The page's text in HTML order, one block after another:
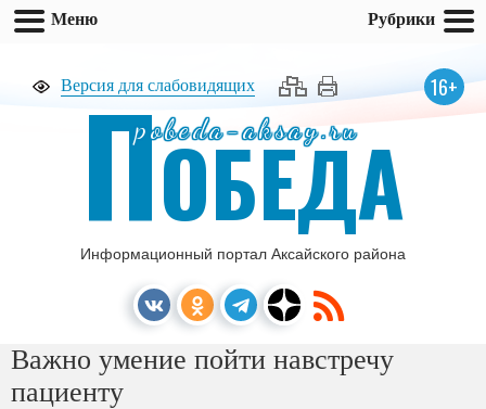
Версия для слабовидящих 16+
pobeda-aksay.ru
ПОБЕДА
Информационный портал Аксайского района
Важно умение пойти навстречу
пациенту
Меню Рубрики